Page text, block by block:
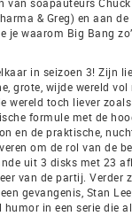
van soapauteurs
& Greg) en aan
je waarom Big Bang
in seizoen 3! Zijn
grote, wijde wereld
wereld toch liever
formule met de
en de praktische,
om de rol van de
uit 3 disks met 23
van de partij. Verder
gevangenis, Stan
humor in een serie die